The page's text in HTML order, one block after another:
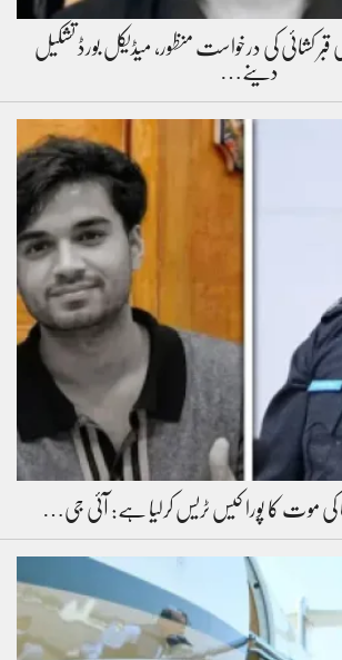
قبر کشائی کی درخواست منظور، میڈیکل بورڈ تشکیل
دینے…
کی موت کا پورا کیس ٹریس کرلیا ہے: آئی جی…